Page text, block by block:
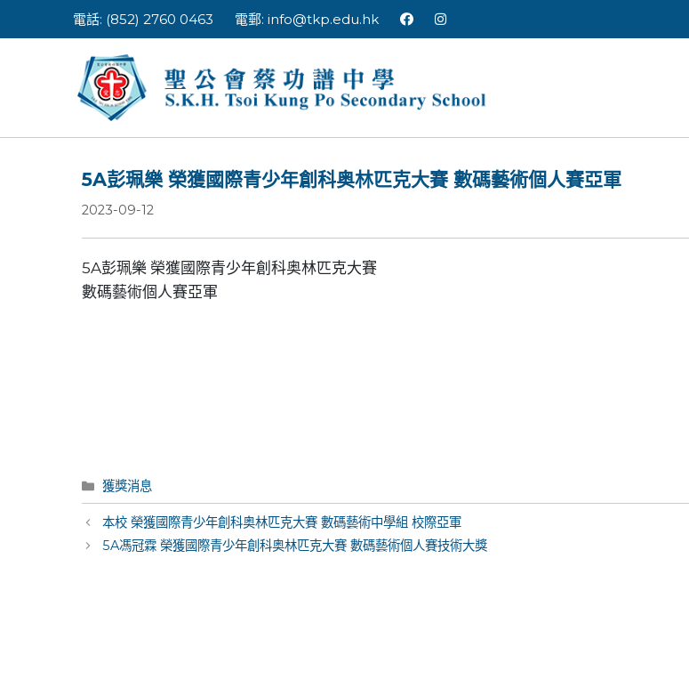
to
電話: (852) 2760 0463 電郵: info@tkp.edu.hk
5A彭珮樂 榮獲國際青少年創科奥林匹克大賽 數碼藝術個人賽亞軍
2023-09-12
5A彭珮樂 榮獲國際青少年創科奥林匹克大賽
數碼藝術個人賽亞軍
Categories
獲獎消息
Post
navigation
本校 榮獲國際青少年創科奥林匹克大賽 數碼藝術中學組 校際亞軍
5A馮冠霖 榮獲國際青少年創科奥林匹克大賽 數碼藝術個人賽技術大獎